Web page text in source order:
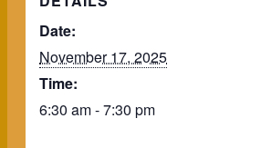
Date:
November 17, 2025
Time:
6:30 am - 7:30 pm